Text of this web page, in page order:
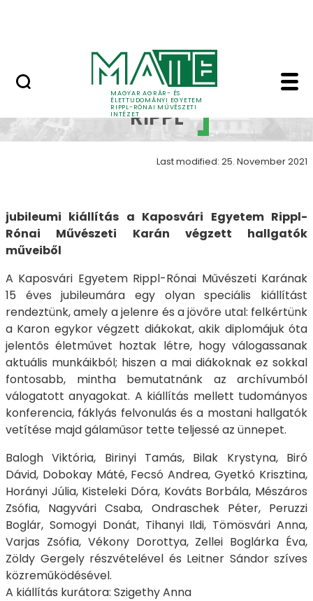
MAGYAR AGRÁR- ÉS
ÉLETTUDOMÁNYI EGYETEM
RIPPL-RÓNAI MŰVÉSZETI
INTÉZET
15 év RIPPL galéria -
15 év
RIPPL
Last modified: 25. November 2021
jubileumi kiállítás a Kaposvári Egyetem Rippl-
Rónai Művészeti Karán végzett hallgatók
műveiből
A Kaposvári Egyetem Rippl-Rónai Művészeti Karának
15 éves jubileumára egy olyan speciális kiállítást
rendeztünk, amely a jelenre és a jövőre utal: felkértünk
a Karon egykor végzett diákokat, akik diplomájuk óta
jelentős életművet hoztak létre, hogy válogassanak
aktuális munkáikból; hiszen a mai diákoknak ez sokkal
fontosabb, mintha bemutatnánk az archívumból
válogatott anyagokat. A kiállítás mellett tudományos
konferencia, fáklyás felvonulás és a mostani hallgatók
vetítése majd gálaműsor tette teljessé az ünnepet.
Balogh Viktória, Birinyi Tamás, Bilak Krystyna, Biró
Dávid, Dobokay Máté, Fecsó Andrea, Gyetkó Krisztina,
Horányi Júlia, Kisteleki Dóra, Kováts Borbála, Mészáros
Zsófia, Nagyvári Csaba, Ondraschek Péter, Peruzzi
Boglár, Somogyi Donát, Tihanyi Ildi, Tömösvári Anna,
Varjas Zsófia, Vékony Dorottya, Zellei Boglárka Éva,
Zöldy Gergely részvételével és Leitner Sándor szíves
közreműködésével.
A kiállítás kurátora: Szigethy Anna